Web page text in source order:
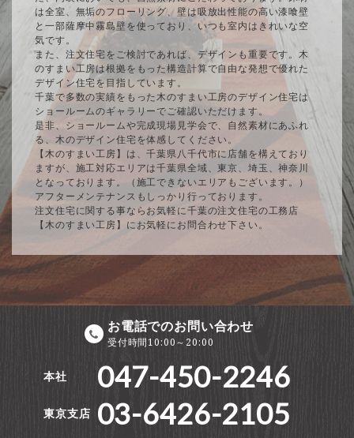
は全室、無垢のフローリング、壁は吸放出性能の高い漆喰壁
と一部薩摩中霧島壁を使っており、いつも室内はきれいな空
気です。
また、注文住宅をご検討であれば、デザインも重要です。木
のすまい工房は根拠をもった構造計算で自由な発想で優れた
デザイン住宅を目指しています。
千葉で多数の実績をもった木のすまい工房のデザイン住宅は
ショールームのギャラリーでご確認いただけます。
是非、ショールームや完成現場見学会で、自然素材にあふれ
る、木のデザイン住宅を体感してください。
【木のすまい工房】は、千葉県八千代市に店舗を構えており
ますが、施工対応エリアは千葉県全域、東京、埼玉、神奈川
となっております。（施工できないエリアもございます。）
アフターメンテナンスもしっかり行っております。
注文住宅に関する事ならお気軽に千葉の注文住宅の工務店
【木のすまい工房】にお気軽にお問合わせ下さい。
お電話でのお問い合わせ
受付時間10:00～20:00
本社 047-450-2246
東京支店 03-6426-2105